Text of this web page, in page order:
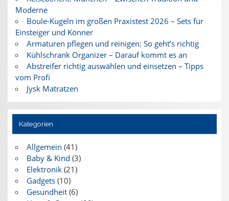
Moderne
Boule-Kugeln im großen Praxistest 2026 – Sets für
Einsteiger und Könner
Armaturen pflegen und reinigen: So geht’s richtig
Kühlschrank Organizer – Darauf kommt es an
Abstreifer richtig auswählen und einsetzen – Tipps
vom Profi
Jysk Matratzen
Kategorien
Allgemein (41)
Baby & Kind (3)
Elektronik(21)
Gadgets(10)
Gesundheit(6)